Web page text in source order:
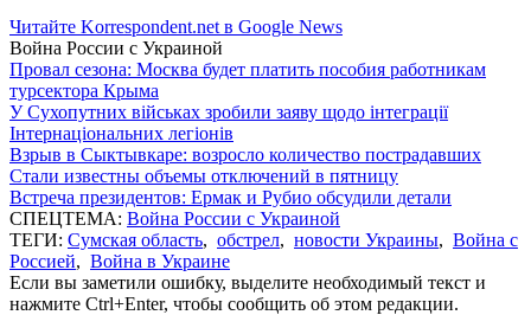
Читайте Korrespondent.net в Google News
Война России с Украиной
Провал сезона: Москва будет платить пособия работникам
турсектора Крыма
У Сухопутних військах зробили заяву щодо інтеграції
Інтернаціональних легіонів
Взрыв в Сыктывкаре: возросло количество пострадавших
Стали известны объемы отключений в пятницу
Встреча президентов: Ермак и Рубио обсудили детали
СПЕЦТЕМА: Война России с Украиной
ТЕГИ: Сумская область, обстрел, новости Украины, Война с
Россией, Война в Украине
Если вы заметили ошибку, выделите необходимый текст и
нажмите Ctrl+Enter, чтобы сообщить об этом редакции.